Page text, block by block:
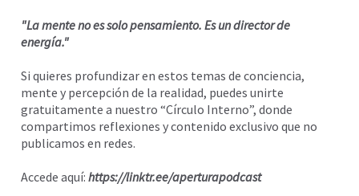
"La mente no es solo pensamiento. Es un director de
energía."
Si quieres profundizar en estos temas de conciencia,
mente y percepción de la realidad, puedes unirte
gratuitamente a nuestro “Círculo Interno”, donde
compartimos reflexiones y contenido exclusivo que no
publicamos en redes.
Accede aquí: https://linktr.ee/aperturapodcast